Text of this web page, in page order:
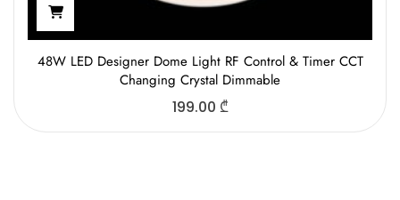
48W LED Designer Dome Light RF Control & Timer CCT
Changing Crystal Dimmable
199.00 ₾